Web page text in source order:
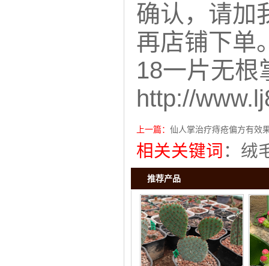
确认，请加
再店铺下单
18一片无根
http://
上一篇： 仙人掌治疗痔疮偏方有效
相关关键词 ： 绒
推荐产品